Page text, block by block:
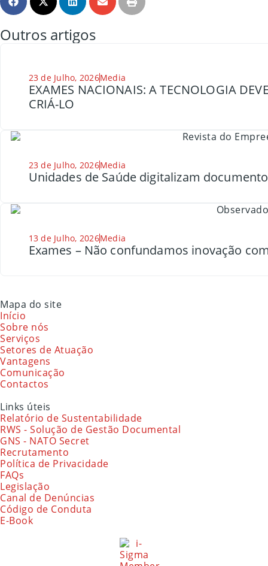
Outros artigos
23 de Julho, 2026Media
EXAMES NACIONAIS: A TECNOLOGIA
CRIÁ-LO
23 de Julho, 2026Media
Unidades de Saúde digitalizam
13 de Julho, 2026Media
Exames – Não confundamos inovação
Mapa do site
Início
Sobre nós
Serviços
Setores de Atuação
Vantagens
Comunicação
Contactos
Links úteis
Relatório de Sustentabilidade
RWS - Solução de Gestão Documental
GNS - NATO Secret
Recrutamento
Política de Privacidade
FAQs
Legislação
Canal de Denúncias
Código de Conduta
E-Book